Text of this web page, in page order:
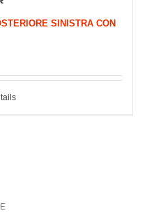
SINISTRA CON